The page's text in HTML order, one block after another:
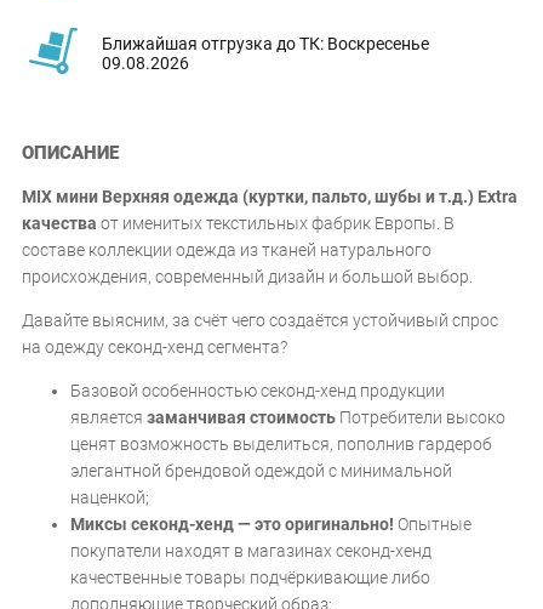
Ближайшая отгрузка до ТК: Воскресенье
09.08.2026
ОПИСАНИЕ
MIX мини Верхняя одежда (куртки, пальто, шубы и т.д.) Extra
качества от именитых текстильных фабрик Европы. В
составе коллекции одежда из тканей натурального
происхождения, современный дизайн и большой выбор.
Давайте выясним, за счёт чего создаётся устойчивый спрос
на одежду секонд-хенд сегмента?
Базовой особенностью секонд-хенд продукции
являетсязаманчивая стоимость Потребители высоко
ценят возможность выделиться, пополнив гардероб
элегантной брендовой одеждой с минимальной
наценкой;
Миксы секонд-хенд — это оригинально! Опытные
покупатели находят в магазинах секонд-хенд
качественные товары подчёркивающие либо
дополняющие творческий образ;